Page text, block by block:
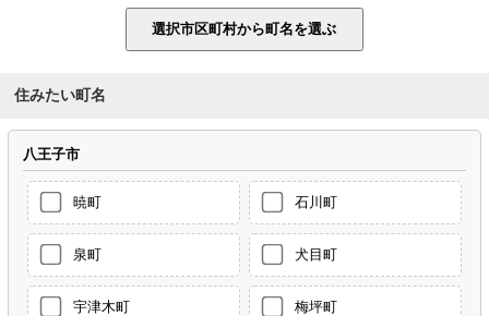
住みたい町名
八王子市
暁町 石川町
泉町 犬目町
宇津木町 梅坪町